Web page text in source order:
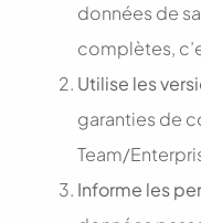
données de
complètes,
Utilise les
garanties de
Team/
Informe les